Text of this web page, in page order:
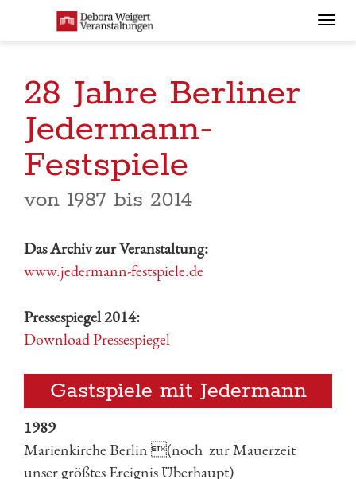
28 Jahre Berliner
Jedermann-
Festspiele
von 1987 bis 2014
Das Archiv zur Veranstaltung:
www.jedermann-festspiele.de
Pressespiegel 2014:
Download Pressespiegel
Gastspiele mit Jedermann
1989
Marienkirche Berlin (noch zur Mauerzeit
unser größtes Ereignis Überhaupt)